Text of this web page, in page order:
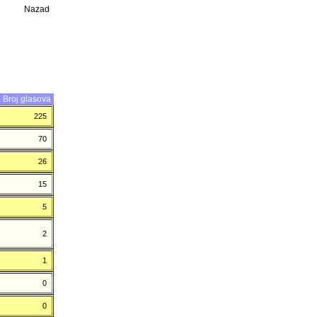
Nazad
Broj glasova
225
70
26
15
5
2
1
0
0